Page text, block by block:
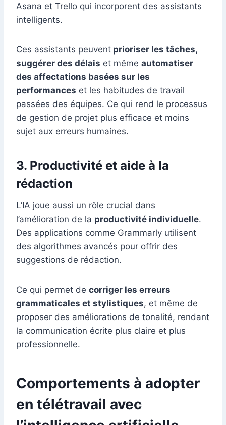
Asana et Trello qui incorporent des assistants
intelligents.
Ces assistants peuvent prioriser les tâches,
suggérer des délais et même automatiser
des affectations basées sur les
performances et les habitudes de travail
passées des équipes. Ce qui rend le processus
de gestion de projet plus efficace et moins
sujet aux erreurs humaines.
3. Productivité et aide à la
rédaction
L’IA joue aussi un rôle crucial dans
l’amélioration de la productivité individuelle.
Des applications comme Grammarly utilisent
des algorithmes avancés pour offrir des
suggestions de rédaction.
Ce qui permet de corriger les erreurs
grammaticales et stylistiques, et même de
proposer des améliorations de tonalité, rendant
la communication écrite plus claire et plus
professionnelle.
Comportements à adopter
en télétravail avec